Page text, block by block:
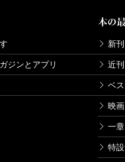
ジンとアプリ
本の
新刊
近
ベ
映
一
特